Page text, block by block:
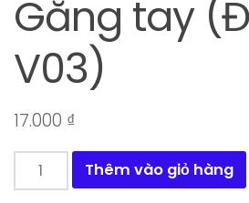
Găng tay
V03)
17.000 ₫
Găng
tay
Thêm vào giỏ hàng